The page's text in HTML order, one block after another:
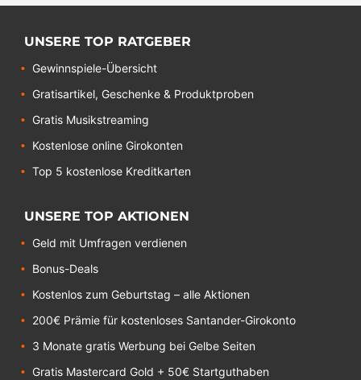
UNSERE TOP RATGEBER
Gewinnspiele-Übersicht
Gratisartikel, Geschenke & Produktproben
Gratis Musikstreaming
Kostenlose online Girokonten
Top 5 kostenlose Kreditkarten
UNSERE TOP AKTIONEN
Geld mit Umfragen verdienen
Bonus-Deals
Kostenlos zum Geburtstag – alle Aktionen
200€ Prämie für kostenloses Santander-Girokonto
3 Monate gratis Werbung bei Gelbe Seiten
Gratis Mastercard Gold + 50€ Startguthaben